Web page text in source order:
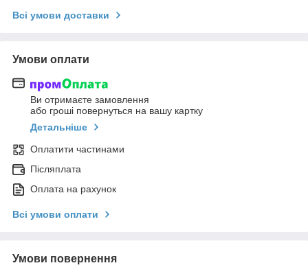
Всі умови доставки
Умови оплати
Ви отримаєте замовлення
або гроші повернуться на вашу картку
Детальніше
Оплатити частинами
Післяплата
Оплата на рахунок
Всі умови оплати
Умови повернення